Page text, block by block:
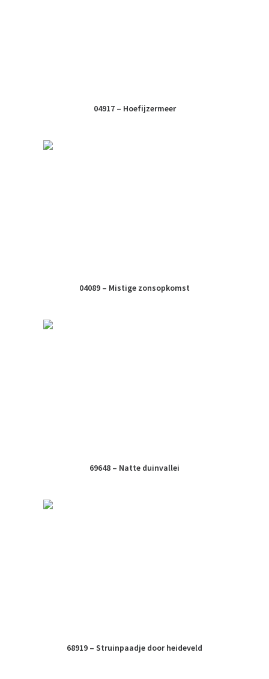
04917 – Hoefijzermeer
04089 – Mistige zonsopkomst
69648 – Natte duinvallei
68919 – Struinpaadje door heideveld